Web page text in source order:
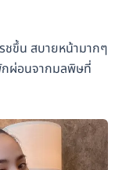
ชขึ้น สบายหน้ามากๆ
กผ่อนจากมลพิษที่